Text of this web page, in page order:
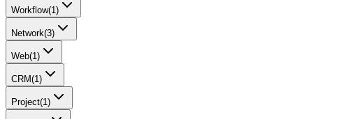
Workflow(1)
Network(3)
Web(1)
CRM(1)
Project(1)